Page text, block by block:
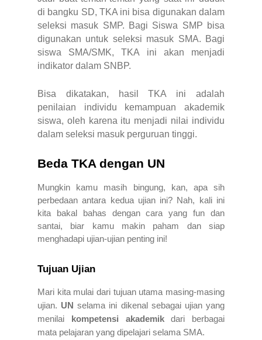
di bangku SD, TKA ini bisa digunakan dalam
seleksi masuk SMP. Bagi Siswa SMP bisa
digunakan untuk seleksi masuk SMA. Bagi
siswa SMA/SMK, TKA ini akan menjadi
indikator dalam SNBP.
Bisa dikatakan, hasil TKA ini adalah
penilaian individu kemampuan akademik
siswa, oleh karena itu menjadi nilai individu
dalam seleksi masuk perguruan tinggi.
Beda TKA dengan UN
Mungkin kamu masih bingung, kan, apa sih
perbedaan antara kedua ujian ini? Nah, kali ini
kita bakal bahas dengan cara yang fun dan
santai, biar kamu makin paham dan siap
menghadapi ujian-ujian penting ini!
Tujuan Ujian
Mari kita mulai dari tujuan utama masing-masing
ujian. UN selama ini dikenal sebagai ujian yang
menilai kompetensi akademikdari berbagai
mata pelajaran yang dipelajari selama SMA.